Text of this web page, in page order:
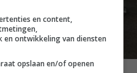
en content,
ontwikkeling van diensten
opslaan en/of openen